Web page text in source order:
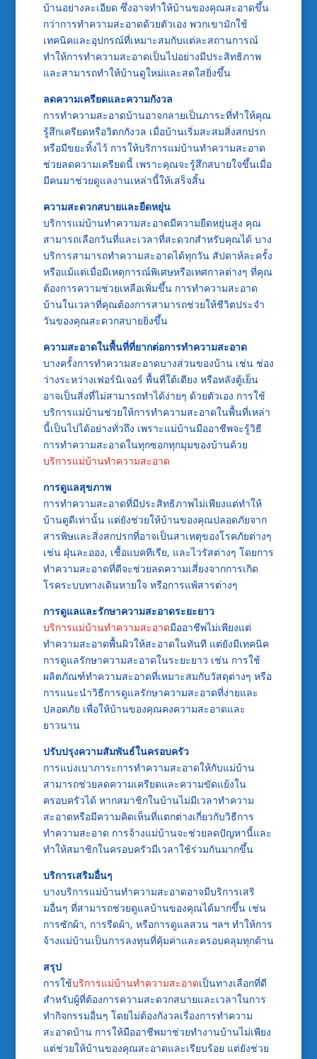
บ้านอย่างละเอียด ซึ่งอาจทำให้บ้านของคุณสะอาดขึ้น
กว่าการทำความสะอาดด้วยตัวเอง พวกเขามักใช้
เทคนิคและอุปกรณ์ที่เหมาะสมกับแต่ละสถานการณ์
ทำให้การทำความสะอาดเป็นไปอย่างมีประสิทธิภาพ
และสามารถทำให้บ้านดูใหม่และสดใสยิ่งขึ้น
ลดความเครียดและความกังวล
การทำความสะอาดบ้านอาจกลายเป็นภาระที่ทำให้คุณ
รู้สึกเครียดหรือวิตกกังวล เมื่อบ้านเริ่มสะสมสิ่งสกปรก
หรือมีขยะทิ้งไว้ การให้บริการแม่บ้านทำความสะอาด
ช่วยลดความเครียดนี้ เพราะคุณจะรู้สึกสบายใจขึ้นเมื่อ
มีคนมาช่วยดูแลงานเหล่านี้ให้เสร็จสิ้น
ความสะดวกสบายและยืดหยุ่น
บริการแม่บ้านทำความสะอาดมีความยืดหยุ่นสูง คุณ
สามารถเลือกวันที่และเวลาที่สะดวกสำหรับคุณได้ บาง
บริการสามารถทำความสะอาดได้ทุกวัน สัปดาห์ละครั้ง
หรือแม้แต่เมื่อมีเหตุการณ์พิเศษหรือเทศกาลต่างๆ ที่คุณ
ต้องการความช่วยเหลือเพิ่มขึ้น การทำความสะอาด
บ้านในเวลาที่คุณต้องการสามารถช่วยให้ชีวิตประจำ
วันของคุณสะดวกสบายยิ่งขึ้น
ความสะอาดในพื้นที่ที่ยากต่อการทำความสะอาด
บางครั้งการทำความสะอาดบางส่วนของบ้าน เช่น ช่อง
ว่างระหว่างเฟอร์นิเจอร์ พื้นที่ใต้เตียง หรือหลังตู้เย็น
อาจเป็นสิ่งที่ไม่สามารถทำได้ง่ายๆ ด้วยตัวเอง การใช้
บริการแม่บ้านช่วยให้การทำความสะอาดในพื้นที่เหล่า
นี้เป็นไปได้อย่างทั่วถึง เพราะแม่บ้านมืออาชีพจะรู้วิธี
การทำความสะอาดในทุกซอกทุกมุมของบ้านด้วย
บริการแม่บ้านทำความสะอาด
การดูแลสุขภาพ
การทำความสะอาดที่มีประสิทธิภาพไม่เพียงแต่ทำให้
บ้านดูดีเท่านั้น แต่ยังช่วยให้บ้านของคุณปลอดภัยจาก
สารพิษและสิ่งสกปรกที่อาจเป็นสาเหตุของโรคภัยต่างๆ
เช่น ฝุ่นละออง, เชื้อแบคทีเรีย, และไวรัสต่างๆ โดยการ
ทำความสะอาดที่ดีจะช่วยลดความเสี่ยงจากการเกิด
โรคระบบทางเดินหายใจ หรือการแพ้สารต่างๆ
การดูแลและรักษาความสะอาดระยะยาว
บริการแม่บ้านทำความสะอาดมืออาชีพไม่เพียงแต่
ทำความสะอาดพื้นผิวให้สะอาดในทันที แต่ยังมีเทคนิค
การดูแลรักษาความสะอาดในระยะยาว เช่น การใช้
ผลิตภัณฑ์ทำความสะอาดที่เหมาะสมกับวัสดุต่างๆ หรือ
การแนะนำวิธีการดูแลรักษาความสะอาดที่ง่ายและ
ปลอดภัย เพื่อให้บ้านของคุณคงความสะอาดและ
ยาวนาน
ปรับปรุงความสัมพันธ์ในครอบครัว
การแบ่งเบาภาระการทำความสะอาดให้กับแม่บ้าน
สามารถช่วยลดความเครียดและความขัดแย้งใน
ครอบครัวได้ หากสมาชิกในบ้านไม่มีเวลาทำความ
สะอาดหรือมีความคิดเห็นที่แตกต่างเกี่ยวกับวิธีการ
ทำความสะอาด การจ้างแม่บ้านจะช่วยลดปัญหานี้และ
ทำให้สมาชิกในครอบครัวมีเวลาใช้ร่วมกันมากขึ้น
บริการเสริมอื่นๆ
บางบริการแม่บ้านทำความสะอาดอาจมีบริการเสริ
มอื่นๆ ที่สามารถช่วยดูแลบ้านของคุณได้มากขึ้น เช่น
การซักผ้า, การรีดผ้า, หรือการดูแลสวน ฯลฯ ทำให้การ
จ้างแม่บ้านเป็นการลงทุนที่คุ้มค่าและครอบคลุมทุกด้าน
สรุป
การใช้บริการแม่บ้านทำความสะอาดเป็นทางเลือกที่ดี
สำหรับผู้ที่ต้องการความสะดวกสบายและเวลาในการ
ทำกิจกรรมอื่นๆ โดยไม่ต้องกังวลเรื่องการทำความ
สะอาดบ้าน การให้มืออาชีพมาช่วยทำงานบ้านไม่เพียง
แต่ช่วยให้บ้านของคุณสะอาดและเรียบร้อย แต่ยังช่วย